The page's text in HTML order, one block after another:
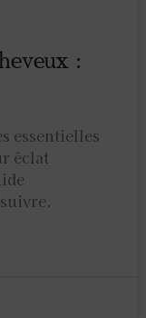
:
essentielles
éclat